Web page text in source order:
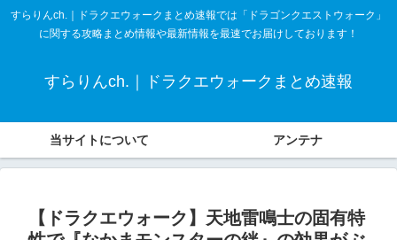
すらりんch.｜ドラクエウォークまとめ速報では「ドラゴンクエストウォーク」
に関する攻略まとめ情報や最新情報を最速でお届けしております！
すらりんch.｜ドラクエウォークまとめ速報
当サイトについて アンテナ
【ドラクエウォーク】天地雷鳴士の固有特